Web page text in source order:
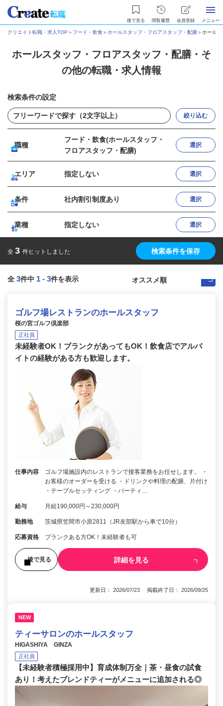
後で見る 閲覧履歴 会員登録 メニュー
クリエイト転職・求人TOP ＞ フード・飲食＞ ホールスタッフ・フロアスタッフ・配膳＞ ホール
ホールスタッフ・フロアスタッフ・配膳・そ
の他の転職・求人情報
検索条件の設定
絞り込む
職種
フード・飲食(ホールスタッフ・
フロアスタッフ・配膳)
選択
エリア 指定しない 選択
条件 社内割引制度あり 選択
業種 指定しない 選択
全 3 件ヒットしました 検索条件を保存
全 3件中 1 - 3件を表示
ゴルフ場レストランのホールスタッフ
桜の宮ゴルフ倶楽部
正社員
未経験者OK！ブランクがあってもOK！飲食店でアルバ
イトの経験がある方も歓迎します。
仕事内容
ゴルフ場施設内のレストランで接客業務をお任せします。 ・
お客様のオーダーを受ける ・ドリンクや料理の配膳、片付け
・テーブルセッティング ・パーティ…
給与 月給190,000円～230,000円
勤務地 茨城県笠間市小原2811（JR友部駅から車で10分）
応募資格 ブランクある方OK！未経験者も可
後で見る 詳細を見る
更新日： 2026/07/23 掲載終了日： 2026/09/25
NEW
ティーサロンのホールスタッフ
HIGASHIYA GINZA
正社員
【未経験者積極採用中】育成体制万全｜茶・昼食の試食
あり！考えたブレンドティーがメニューに追加される◎